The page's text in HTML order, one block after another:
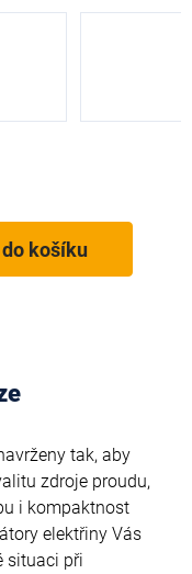
košíku
tak, aby
zdroje proudu,
i kompaktnost
elektřiny Vás
situaci při